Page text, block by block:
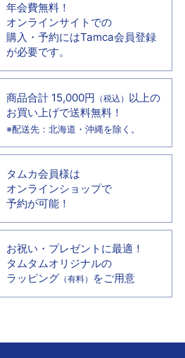
年会費無料！
オンラインサイトでの
購入・予約にはTamca会員登録
が必要です。
商品合計 15,000円 （税込） 以上の
お買い上げで送料無料！
※配送先：北海道・沖縄を除く。
タムカ会員様は
オンラインショップで
予約が可能！
お祝い・プレゼントに最適！
タムタムオリジナルの
ラッピング （有料） をご用意